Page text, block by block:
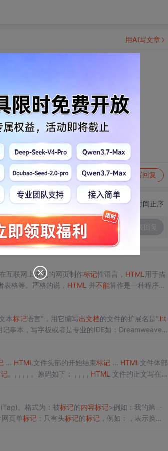
记
举报 写回复
用AI写文章
切换为时间正序
互联网上常见的网页制作标记性语言， HTML 用于描
格等。严格的说， HTML 并不能算作是一种程序设
文本标记语言"，用它编写出文档的文件的扩展名是“. ht
事本，写字板或者是专业的IDE如：Dreamweaver
... HTML 文件头部的开始结束标记... HTML 文件体部
。, , , , 。原码如下： , , , , HTML 文件的正文写在
。格式为：被标记的内容标记>例如：我的第一
页单标记：只有头标记的标记，例如：，表示换